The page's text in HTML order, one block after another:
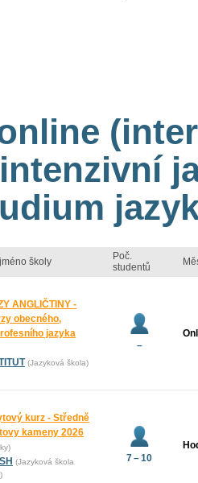
školy
Poč.
studentů
ANGLIČTINY -
obecného,
jazyka
(Jazyková škola)
–
kurz - Středně
kameny 2026
(Jazyková škola
7 – 10